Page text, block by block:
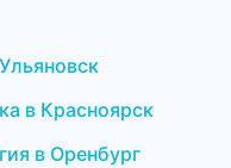
в Красноярск
в Оренбург